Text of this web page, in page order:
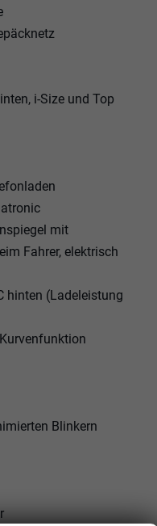
i-Size und Top
mit
Fahrer, elektrisch
hinten (Ladeleistung
Blinkern